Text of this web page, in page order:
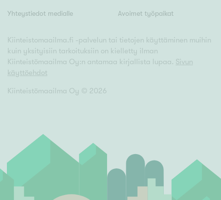
Yhteystiedot medialle Avoimet työpaikat
Kiinteistomaailma.fi -palvelun tai tietojen käyttäminen muihin
kuin yksityisiin tarkoituksiin on kielletty ilman
Kiinteistömaailma Oy:n antamaa kirjallista lupaa. Sivun
käyttöehdot
Kiinteistömaailma Oy © 2026